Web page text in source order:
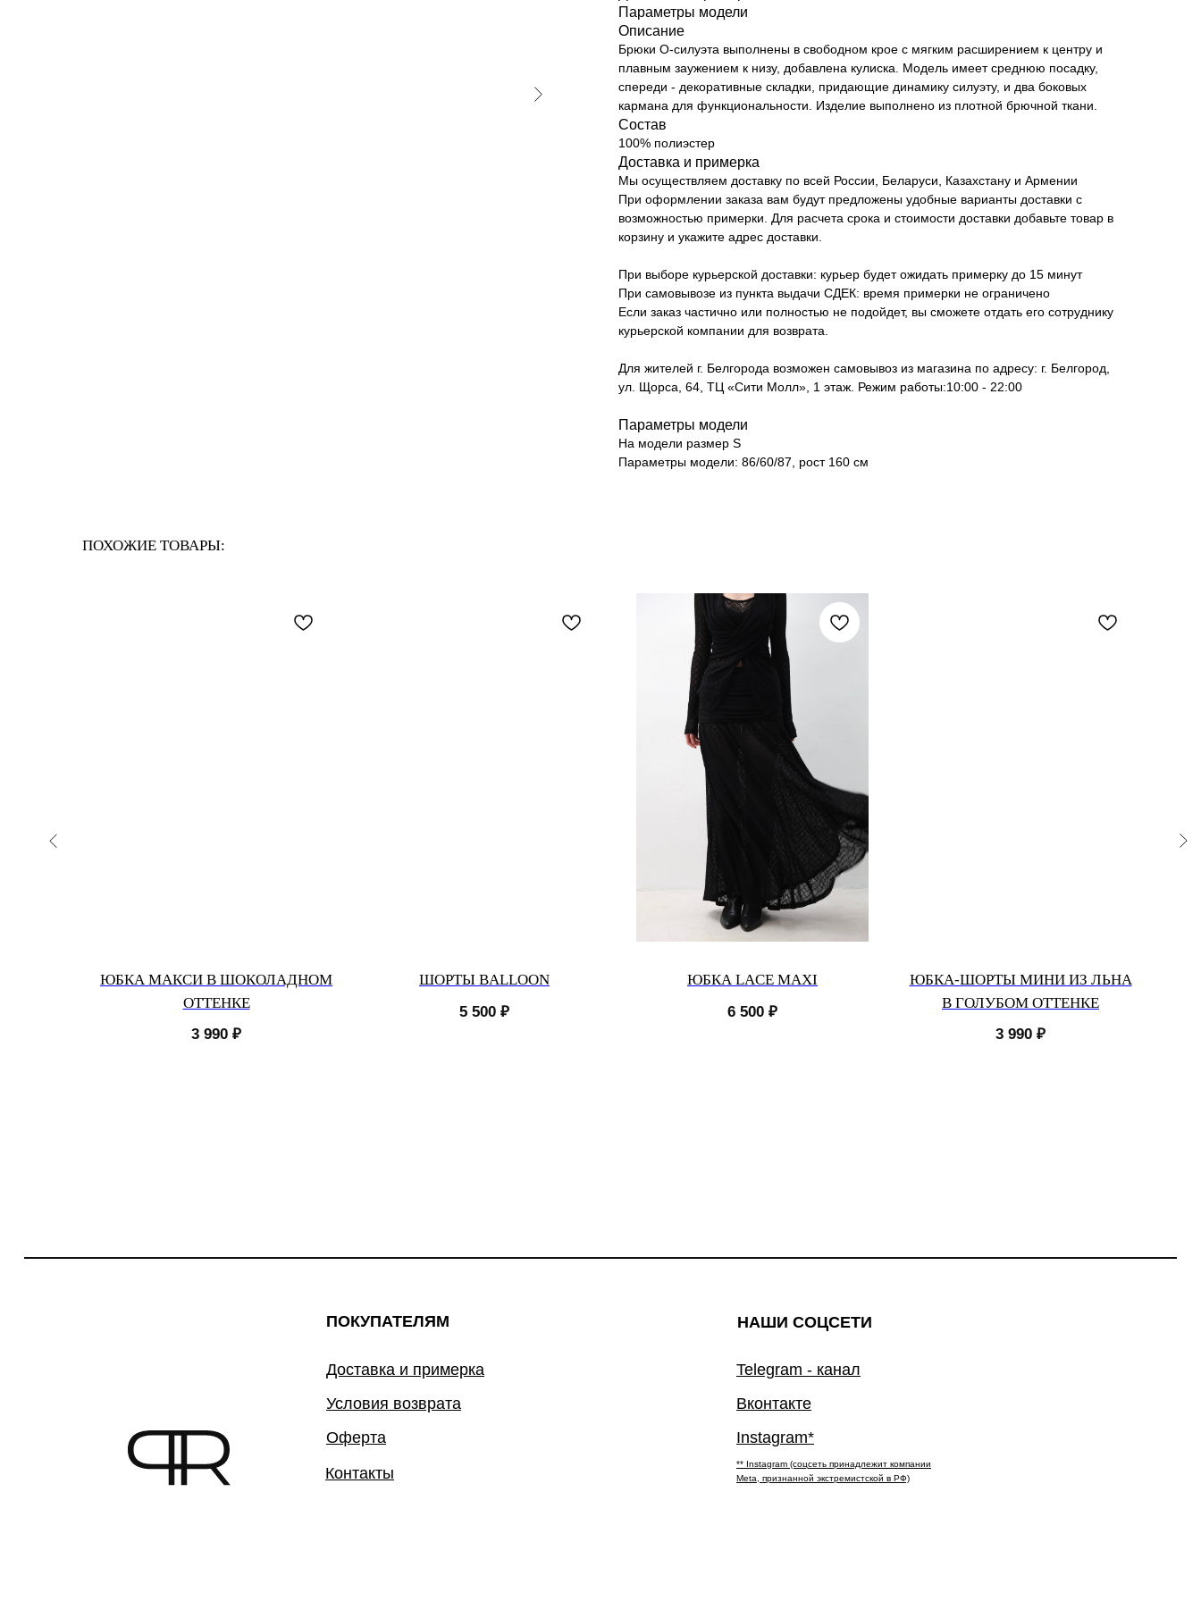
Параметры модели
Описание
Брюки О-силуэта выполнены в свободном крое с мягким расширением к центру и
плавным заужением к низу, добавлена кулиска. Модель имеет среднюю посадку,
спереди - декоративные складки, придающие динамику силуэту, и два боковых
кармана для функциональности. Изделие выполнено из плотной брючной ткани.
Состав
100% полиэстер
Доставка и примерка
Мы осуществляем доставку по всей России, Беларуси, Казахстану и Армении
При оформлении заказа вам будут предложены удобные варианты доставки с
возможностью примерки. Для расчета срока и стоимости доставки добавьте товар в
корзину и укажите адрес доставки.
При выборе курьерской доставки: курьер будет ожидать примерку до 15 минут
При самовывозе из пункта выдачи СДЕК: время примерки не ограничено
Если заказ частично или полностью не подойдет, вы сможете отдать его сотруднику
курьерской компании для возврата.
Для жителей г. Белгорода возможен самовывоз из магазина по адресу: г. Белгород,
ул. Щорса, 64, ТЦ «Сити Молл», 1 этаж. Режим работы:10:00 - 22:00
Параметры модели
На модели размер S
Параметры модели: 86/60/87, рост 160 см
ПОХОЖИЕ ТОВАРЫ:
ЮБКА МАКСИ В ШОКОЛАДНОМ
ОТТЕНКЕ
3 990 ₽
ШОРТЫ BALLOON
5 500 ₽
ЮБКА LACE MAXI
6 500 ₽
ЮБКА-ШОРТЫ МИНИ ИЗ ЛЬНА
В ГОЛУБОМ ОТТЕНКЕ
3 990 ₽
ПОКУПАТЕЛЯМ НАШИ СОЦСЕТИ
Telegram - канал
Вконтакте
Instagram*
** Instagram (соцсеть принадлежит компании
Meta, признанной экстремистской в РФ)
Доставка и примерка
Условия возврата
Оферта
Контакты